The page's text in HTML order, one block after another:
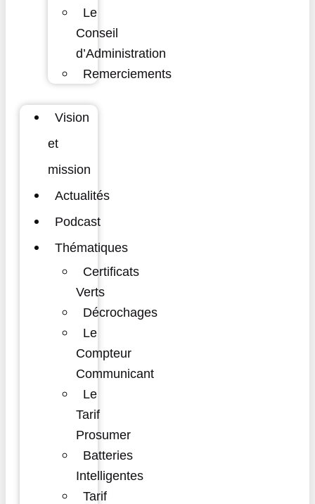
Le
Conseil
d’Administration
Remerciements
Vision
et
mission
Actualités
Podcast
Thématiques
Certificats
Verts
Décrochages
Le
Compteur
Communicant
Le
Tarif
Prosumer
Batteries
Intelligentes
Tarif